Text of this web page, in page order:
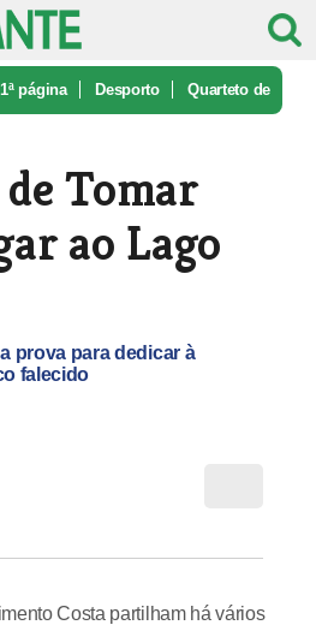
1ª página Desporto Quarteto de
Tomar
ao Lago
prova para dedicar à
falecido
Costa partilham há vários